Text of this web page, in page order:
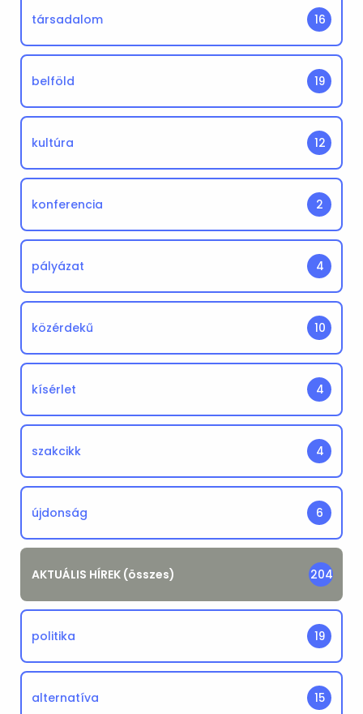
társadalom 16
belföld 19
kultúra 12
konferencia 2
pályázat 4
közérdekű 10
kísérlet 4
szakcikk 4
újdonság 6
AKTUÁLIS HÍREK (összes) 204
politika 19
alternatíva 15